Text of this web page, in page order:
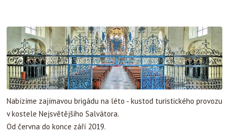
Nabízíme zajímavou brigádu na léto - kustod turistického provozu
v kostele Nejsvětějšího Salvátora.
Od června do konce září 2019.